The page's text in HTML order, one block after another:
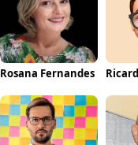
Rosana Fernandes